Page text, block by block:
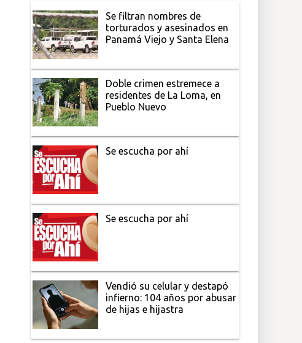
Se filtran nombres de
torturados y asesinados en
Panamá Viejo y Santa Elena
Doble crimen estremece a
residentes de La Loma, en
Pueblo Nuevo
Se escucha por ahí
Se escucha por ahí
Vendió su celular y destapó
infierno: 104 años por abusar
de hijas e hijastra